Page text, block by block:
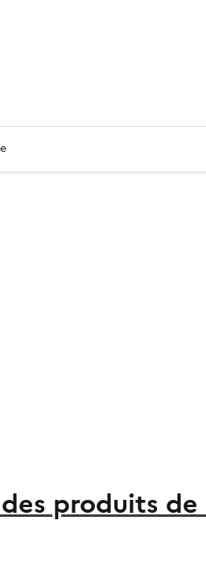
produits